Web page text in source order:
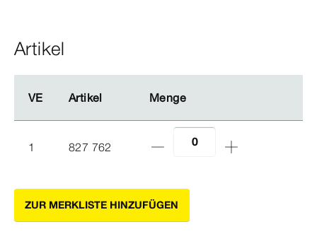
Artikel
VE Artikel Menge
VE Artikel Menge
1 827 762
ZUR MERKLISTE HINZUFÜGEN